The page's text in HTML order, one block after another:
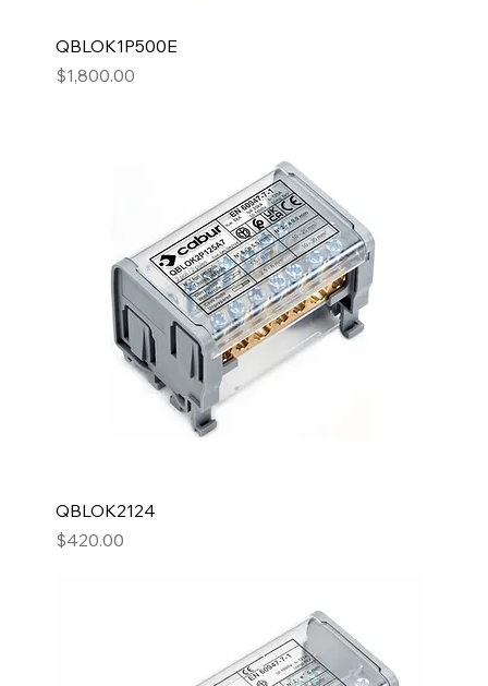
QBLOK1P500E
Precio
$1,800.00
QBLOK2124
Precio
$420.00